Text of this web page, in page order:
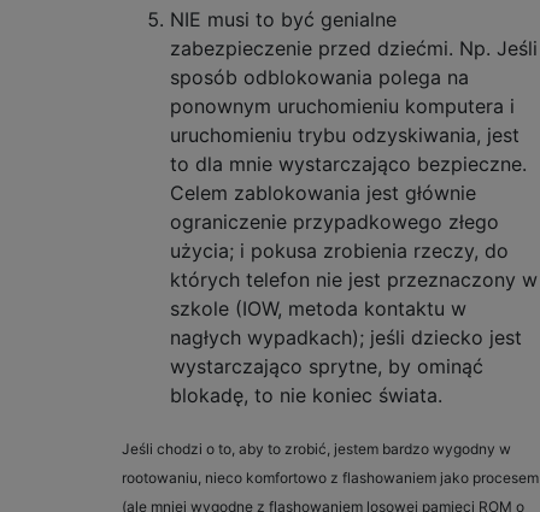
NIE musi to być genialne
zabezpieczenie przed dziećmi. Np. Jeśli
sposób odblokowania polega na
ponownym uruchomieniu komputera i
uruchomieniu trybu odzyskiwania, jest
to dla mnie wystarczająco bezpieczne.
Celem zablokowania jest głównie
ograniczenie przypadkowego złego
użycia; i pokusa zrobienia rzeczy, do
których telefon nie jest przeznaczony w
szkole (IOW, metoda kontaktu w
nagłych wypadkach); jeśli dziecko jest
wystarczająco sprytne, by ominąć
blokadę, to nie koniec świata.
Jeśli chodzi o to, aby to zrobić, jestem bardzo wygodny w
rootowaniu, nieco komfortowo z flashowaniem jako procesem
(ale mniej wygodne z flashowaniem losowej pamięci ROM o